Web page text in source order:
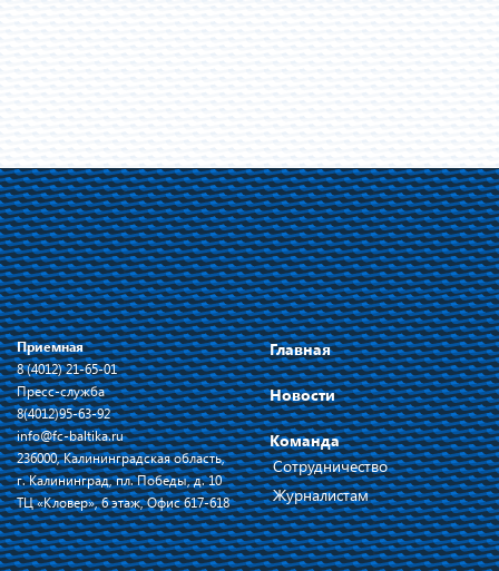
Приемная
8 (4012) 21-65-01
Пресс-служба
8(4012)95-63-92
info@fc-baltika.ru
236000, Калининградская область,
г. Калининград, пл. Победы, д. 10
ТЦ «Кловер», 6 этаж, Офис 617-618
Главная
Новости
Команда
Сотрудничество
Журналистам